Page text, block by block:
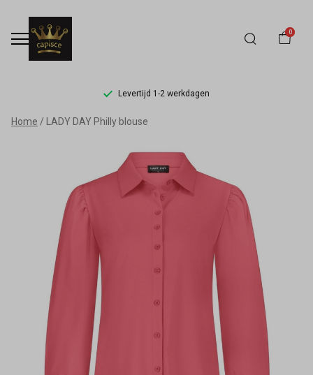
0
Levertijd 1-2 werkdagen
LADY
Philly
blouse
Capisce
Mode
Home LADY DAY Philly blouse